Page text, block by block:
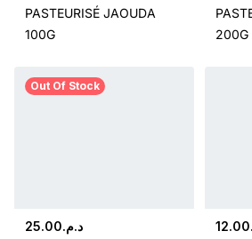
PASTEURISÉ JAOUDA
100G
200G
Out Of Stock
د.م.25.00
12.00